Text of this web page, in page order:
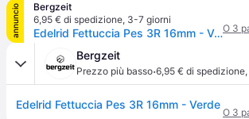
annuncio
Bergzeit
6,95 € di spedizione, 3-7 giorni
Edelrid Fettuccia Pes 3R 16mm - VerdeO 3
Bergzeit
Prezzo più basso·6,95 € di spedizione,
Edelrid Fettuccia Pes 3R 16mm - Verde
O 3